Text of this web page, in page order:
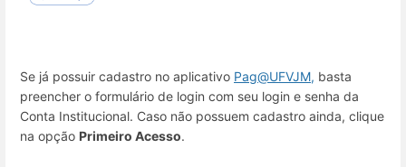
Se já possuir cadastro no aplicativo Pag@UFVJM, basta
preencher o formulário de login com seu login e senha da
Conta Institucional. Caso não possuem cadastro ainda, clique
na opção Primeiro Acesso.